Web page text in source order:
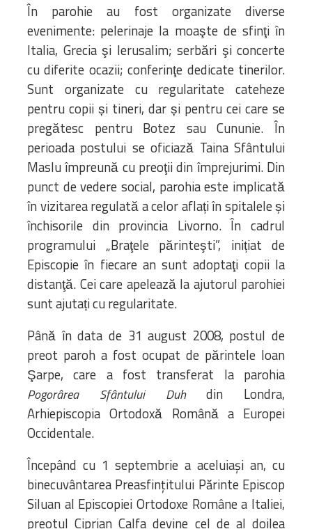
În parohie au fost organizate diverse
evenimente: pelerinaje la moaşte de sfinţi în
Italia, Grecia şi Ierusalim; serbări şi concerte
cu diferite ocazii; conferinţe dedicate tinerilor.
Sunt organizate cu regularitate cateheze
pentru copii și tineri, dar și pentru cei care se
pregătesc pentru Botez sau Cununie. În
perioada postului se oficiază Taina Sfântului
Maslu împreună cu preoţii din împrejurimi. Din
punct de vedere social, parohia este implicată
în vizitarea regulată a celor aflați în spitalele și
închisorile din provincia Livorno. În cadrul
programului „Braţele părinteşti”, inițiat de
Episcopie în fiecare an sunt adoptaţi copii la
distanţă. Cei care apelează la ajutorul parohiei
sunt ajutați cu regularitate.
Până în data de 31 august 2008, postul de
preot paroh a fost ocupat de părintele Ioan
Şarpe, care a fost transferat la parohia
Pogorârea Sfântului Duhdin Londra,
Arhiepiscopia Ortodoxă Română a Europei
Occidentale.
Începând cu 1 septembrie a aceluiași an, cu
binecuvântarea Preasfințitului Părinte Episcop
Siluan al Episcopiei Ortodoxe Române a Italiei,
preotul Ciprian Calfa devine cel de al doilea